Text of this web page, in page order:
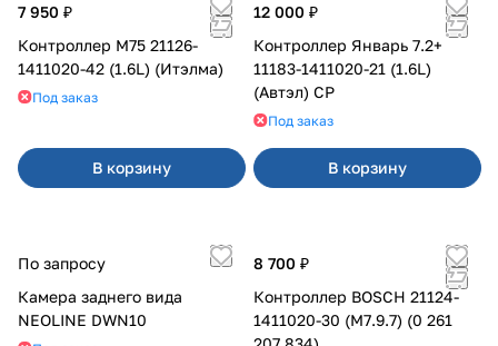
7 950 ₽
Контроллер М75 21126-
1411020-42 (1.6L) (Итэлма)
Под заказ
В корзину
12 000 ₽
Контроллер Январь 7.2+
11183-1411020-21 (1.6L)
(Автэл) СР
Под заказ
В корзину
По запросу
Камера заднего вида
NEOLINE DWN10
8 700 ₽
Контроллер BOSCH 21124-
1411020-30 (M7.9.7) (0 261